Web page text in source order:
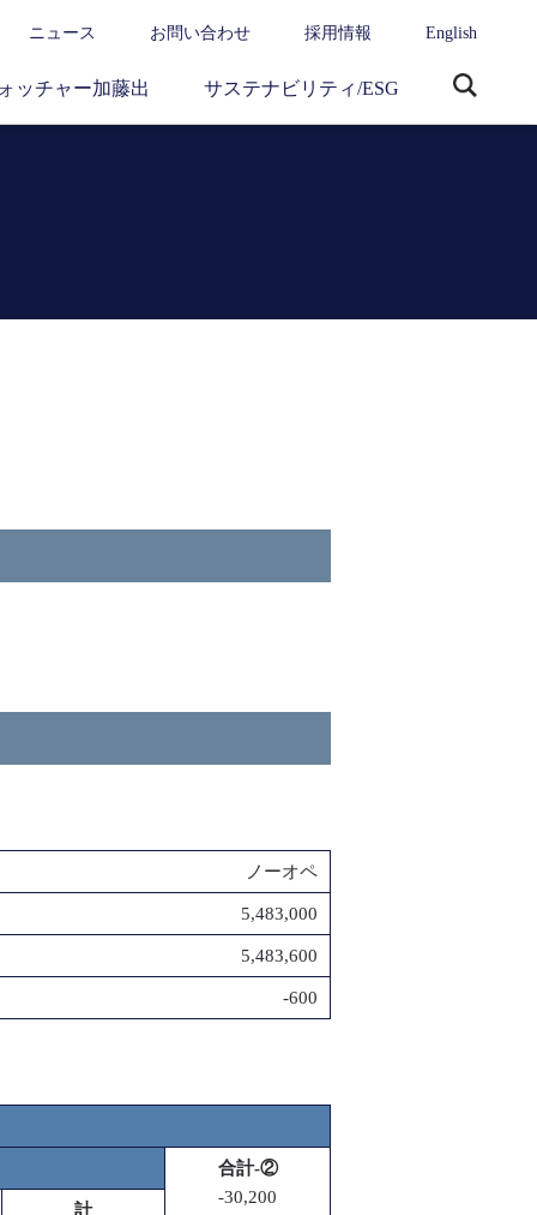
ニュース お問い合わせ 採用情報 English
ッチャー加藤出 サステナビリティ/ESG
ノーオペ
5,483,000
5,483,600
-600
合計-②
-30,200
計